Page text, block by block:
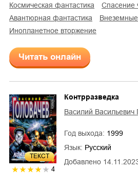
космическая фантастика
авантюрная фантастика
инопланетное вторжение
Читать онлайн
ТЕКСТ
4
Добавлено
Контрразведка
Василий Васильевич
Год выхода: 1999
Язык: Русский